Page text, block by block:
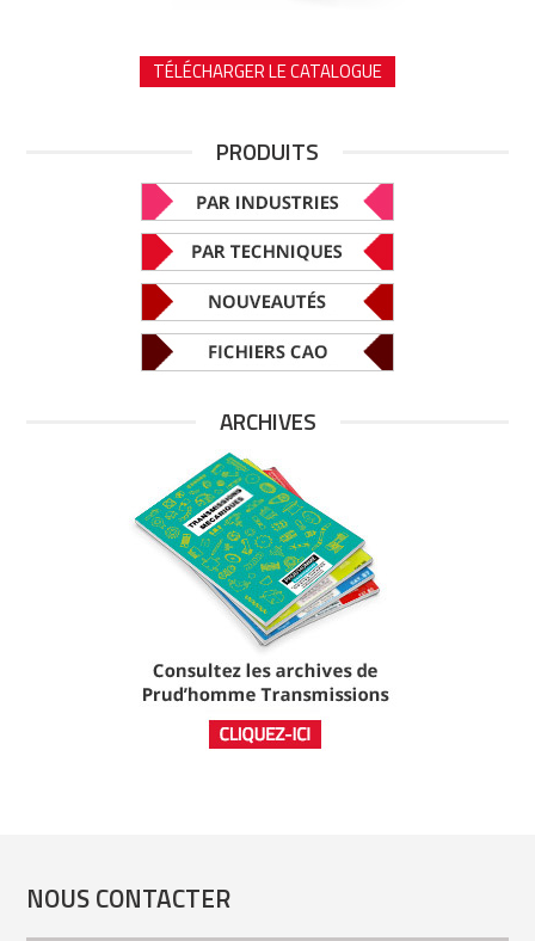
TÉLÉCHARGER LE CATALOGUE
PRODUITS
ARCHIVES
NOUS CONTACTER